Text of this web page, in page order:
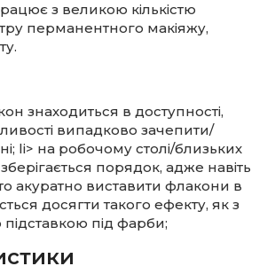
з великою кількістю
перманентного макіяжу,
знаходиться в доступності,
випадково зачепити/
li> на робочому столі/близьких
порядок, адже навіть
акуратно виставити флакони в
досягти такого ефекту, як з
під фарби;